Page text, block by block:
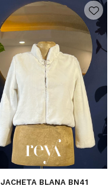
JACHETA BLANA BN41